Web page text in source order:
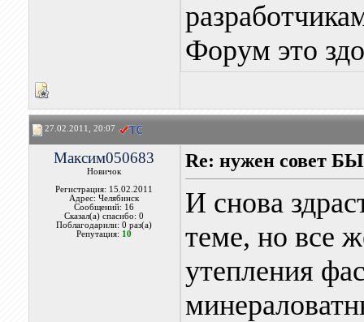
Форум это
27.02.2011, 20:07
Максим050683
Новичок
Регистрация: 15.02.2011
Адрес: Челябинск
Сообщений: 16
Сказал(а) спасибо: 0
Поблагодарили: 0 раз(а)
Репутация: 10
Re: нужен совет
И снова
теме, но все
утепления